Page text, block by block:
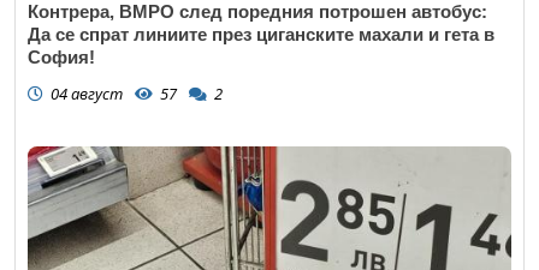
Контрера, ВМРО след поредния потрошен автобус:
Да се спрат линиите през циганските махали и гета в
София!
04 август 57 2